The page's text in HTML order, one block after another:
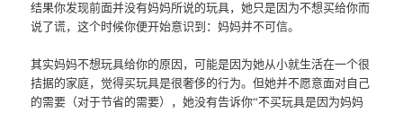
结果你发现前面并没有妈妈所说的玩具，她只是因为不想买给你而
说了谎，这个时候你便开始意识到：妈妈并不可信。
其实妈妈不想玩具给你的原因，可能是因为她从小就生活在一个很
拮据的家庭，觉得买玩具是很奢侈的行为。但她并不愿意面对自己
的需要（对于节省的需要），她没有告诉你“不买玩具是因为妈妈